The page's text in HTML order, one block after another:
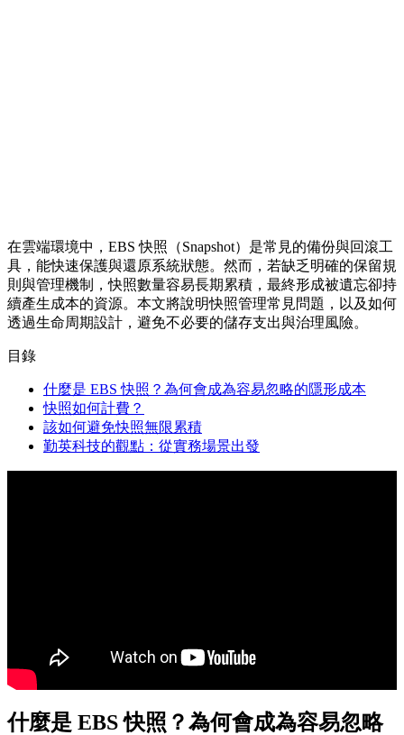
在雲端環境中，EBS 快照（Snapshot）是常見的備份與回滾工
具，能快速保護與還原系統狀態。然而，若缺乏明確的保留規
則與管理機制，快照數量容易長期累積，最終形成被遺忘卻持
續產生成本的資源。本文將說明快照管理常見問題，以及如何
透過生命周期設計，避免不必要的儲存支出與治理風險。
目錄
什麼是 EBS 快照？為何會成為容易忽略的隱形成本
快照如何計費？
該如何避免快照無限累積
勤英科技的觀點：從實務場景出發
什麼是 EBS 快照？為何會成為容易忽略